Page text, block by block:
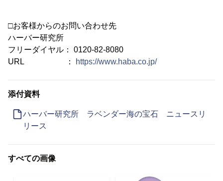
□お客様からのお問い合わせ先
ハーバー研究所
フリーダイヤル： 0120-82-8080
URL ：
https://www.haba.co.jp/
添付資料
ハーバー研究所 ラベンダー海の宝石 ニュースリ
リース
すべての画像